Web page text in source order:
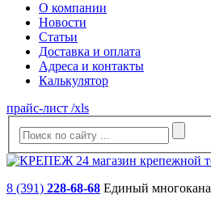
О компании
Новости
Статьи
Доставка и оплата
Адреса и контакты
Калькулятор
прайс-лист /xls
8 (391) 228-68-68 Единый